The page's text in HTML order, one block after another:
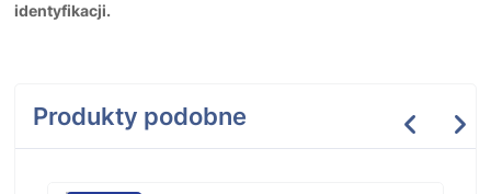
identyfikacji.
Produkty podobne